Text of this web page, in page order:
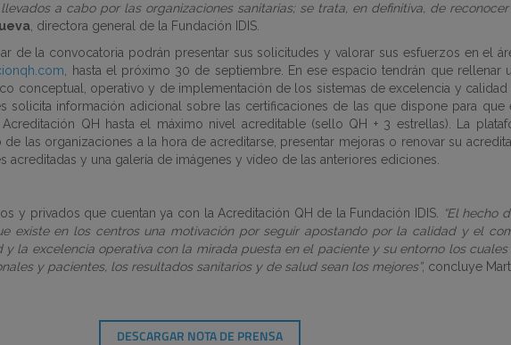
a cabo por las organizaciones sanitarias; se trata, en definitiva, de
, directora general de la Fundación IDIS.
de la convocatoria podrán presentar sus solicitudes y valorar sus esfuerzos en el
, hasta el próximo 30 de septiembre. En ese espacio tendrán que rellenar
conceptual, operativo y de implementación de los sistemas de excelencia y calidad
solicita información adicional sobre las certificaciones de las que dispone para
QH hasta el máximo nivel acreditable (sello QH + 3 estrellas). La
las organizaciones a la hora de acreditarse, presentar mejoras o renovar su
y una galería de imágenes y vídeo de las anteriores ediciones.
y privados que cuentan ya con la Acreditación QH de la Fundación IDIS. “El hecho
existe en los centros una motivación por seguir apostando por la calidad y el
la excelencia operativa con la mirada puesta en el paciente y su entorno los
y pacientes, los resultados sanitarios y de salud sean los mejores”, concluye
DESCARGAR NOTA DE PRENSA